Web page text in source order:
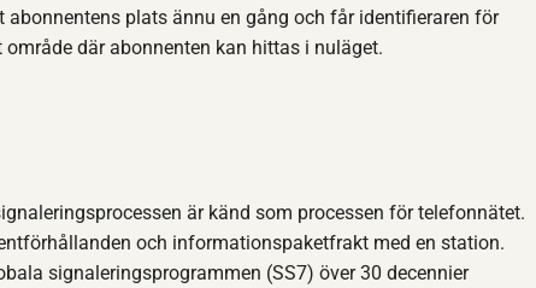
plats ännu en gång och får identifieraren för
där abonnenten kan hittas i nuläget.
är känd som processen för telefonnätet.
och informationspaketfrakt med en station.
signaleringsprogrammen (SS7) över 30 decennier